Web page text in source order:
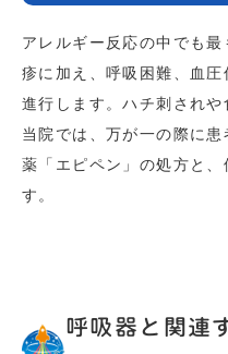
アレルギー反応の中でも
疹に加え、呼吸困難、血
進行します。ハチ刺されや
当院では、万が一の際に
薬「エピペン」の処方と
す。
呼吸器と関連